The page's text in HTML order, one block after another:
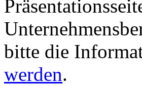
bitte die
werden.